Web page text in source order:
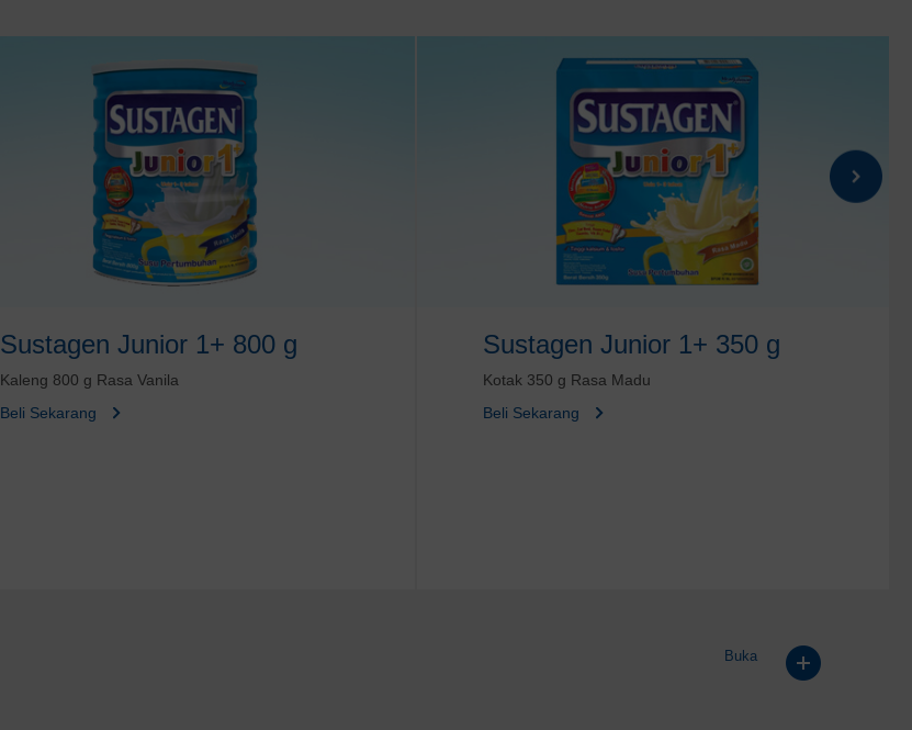
Sustagen Junior 1+ 800 g
Kaleng 800 g Rasa Vanila
Beli Sekarang
Sustagen Junior 1+ 350 g
Kotak 350 g Rasa Madu
Beli Sekarang